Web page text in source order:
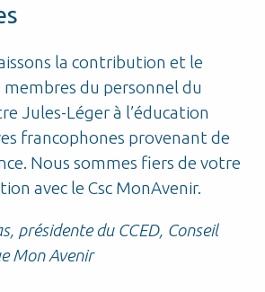
la contribution et le
du personnel du
Jules-Léger à l’éducation
francophones provenant de
Nous sommes fiers de votre
avec le Csc MonAvenir.
présidente du CCED, Conseil
Mon Avenir